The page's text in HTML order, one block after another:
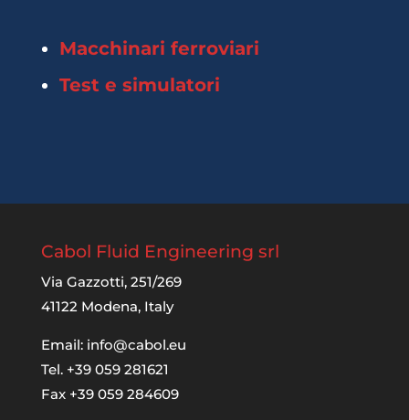
Macchinari ferroviari
Test e simulatori
Cabol Fluid Engineering srl
Via Gazzotti, 251/269
41122 Modena, Italy
Email: info@cabol.eu
Tel. +39 059 281621
Fax +39 059 284609